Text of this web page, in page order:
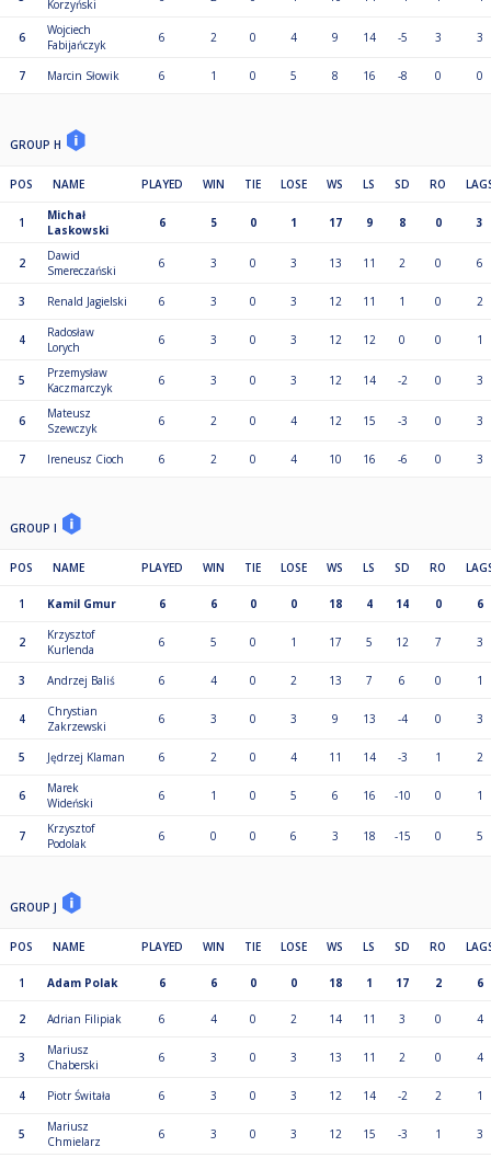
Korzyński
6
Wojciech
Fabijańczyk
6 2 0 4 9 14 -5 3 3
7 Marcin Słowik 6 1 0 5 8 16 -8 0 0
GROUP H
POS NAME PLAYED WIN TIE LOSE WS LS SD RO
1
Michał
Laskowski
6 5 0 1 17 9 8 0 3
2
Dawid
Smereczański
6 3 0 3 13 11 2 0 6
3 Renald Jagielski 6 3 0 3 12 11 1 0 2
4
Radosław
Lorych
6 3 0 3 12 12 0 0 1
5
Przemysław
Kaczmarczyk
6 3 0 3 12 14 -2 0 3
6
Mateusz
Szewczyk
6 2 0 4 12 15 -3 0 3
7 Ireneusz Cioch 6 2 0 4 10 16 -6 0 3
GROUP I
POS NAME PLAYED WIN TIE LOSE WS LS SD RO
1 Kamil Gmur 6 6 0 0 18 4 14 0 6
2
Krzysztof
Kurlenda
6 5 0 1 17 5 12 7 3
3 Andrzej Baliś 6 4 0 2 13 7 6 0 1
4
Chrystian
Zakrzewski
6 3 0 3 9 13 -4 0 3
5 Jędrzej Klaman 6 2 0 4 11 14 -3 1 2
6
Marek
Wideński
6 1 0 5 6 16 -10 0 1
7
Krzysztof
Podolak
6 0 0 6 3 18 -15 0 5
GROUP J
POS NAME PLAYED WIN TIE LOSE WS LS SD RO
1 Adam Polak 6 6 0 0 18 1 17 2 6
2 Adrian Filipiak 6 4 0 2 14 11 3 0 4
3
Mariusz
Chaberski
6 3 0 3 13 11 2 0 4
4 Piotr Świtała 6 3 0 3 12 14 -2 2 1
5
Mariusz
Chmielarz
6 3 0 3 12 15 -3 1 3